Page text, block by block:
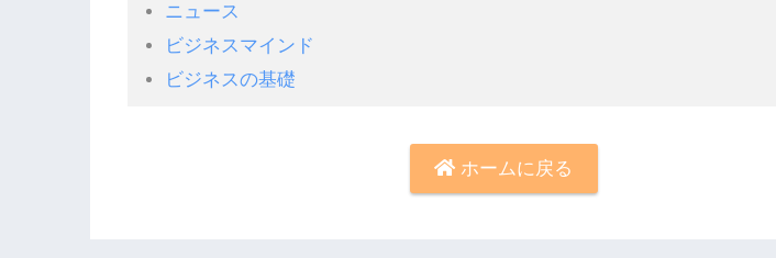
ニュース
ビジネスマインド
ビジネスの基礎
ホームに戻る